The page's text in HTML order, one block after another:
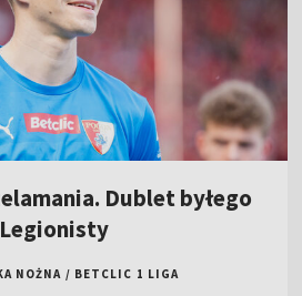
Dublet byłego
Legionisty
NOŻNA / BETCLIC 1 LIGA